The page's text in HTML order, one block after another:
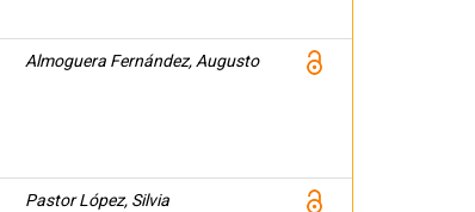
Almoguera Fernández, Augusto
Pastor López, Silvia